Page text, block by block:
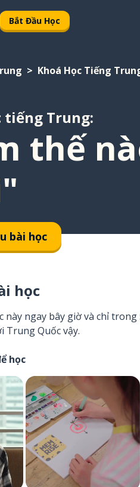
Bắt Đầu Học
Khoá Học Tiếng
tiếng Trung:
thế
bài học
học
này ngay bây giờ và chỉ
Trung Quốc vậy.
học